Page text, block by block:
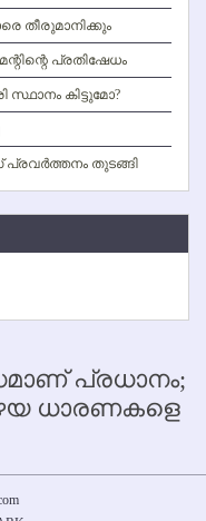
തീരുമാനിക്കും
പ്രതിഷേധം
കിട്ടുമോ?
തുടങ്ങി
പ്രധാനം;
ധാരണകളെ